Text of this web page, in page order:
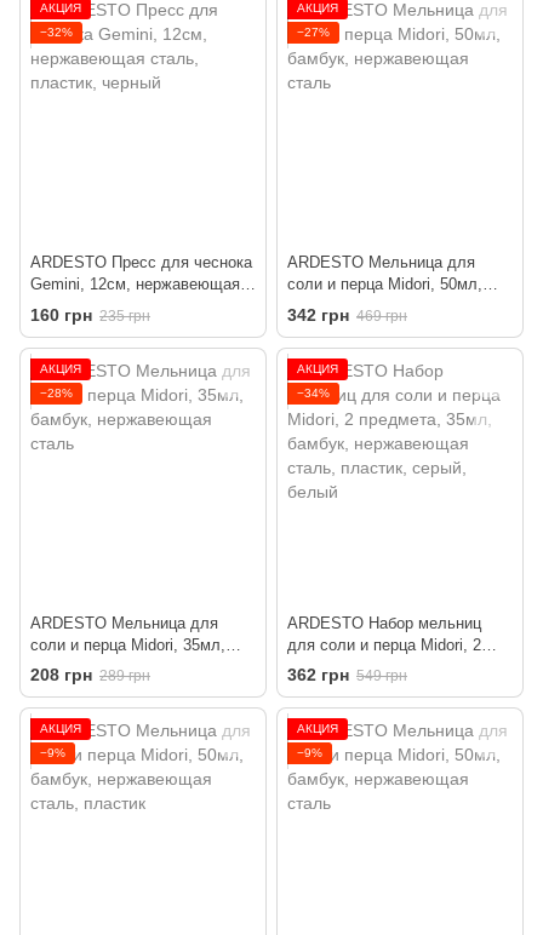
АКЦИЯ
−32%
ARDESTO Пресс для чеснока
Gemini, 12см, нержавеющая
сталь, пластик, черный
160 грн 235 грн
АКЦИЯ
−27%
ARDESTO Мельница для
соли и перца Midori, 50мл,
бамбук, нержавеющая сталь
342 грн 469 грн
АКЦИЯ
−28%
ARDESTO Мельница для
соли и перца Midori, 35мл,
бамбук, нержавеющая сталь
208 грн 289 грн
АКЦИЯ
−34%
ARDESTO Набор мельниц
для соли и перца Midori, 2
предмета, 35мл, бамбук,
нержавеющая сталь, пластик,
серый, белый
362 грн 549 грн
АКЦИЯ
−9%
АКЦИЯ
−9%